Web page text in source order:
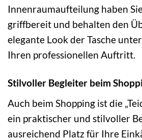
Innenraumaufteilung haben
griffbereit und behalten den
elegante Look der Tasche
Ihren professionellen Auftritt.
Stilvoller Begleiter beim
Auch beim Shopping ist die
ein praktischer und stilvoller
ausreichend Platz für Ihre